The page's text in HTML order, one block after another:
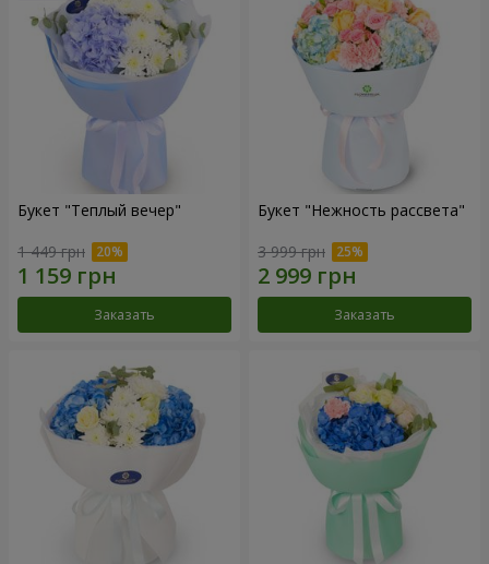
Букет "Теплый вечер"
1 449 грн
Заказать
Букет "Нежность рассвета"
3 999 грн
Заказать